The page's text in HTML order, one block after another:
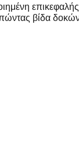
Εξαγωνική